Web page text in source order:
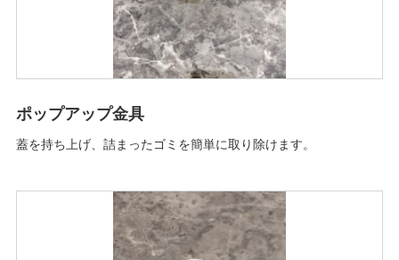
ポップアップ金具
蓋を持ち上げ、詰まったゴミを簡単に取り除けます。